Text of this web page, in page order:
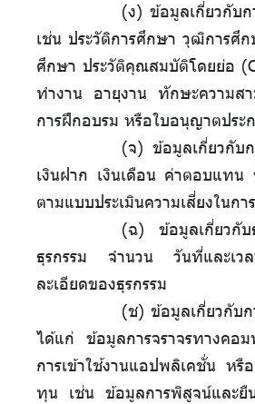
(ง) ข้อมูลเกี่ยวกับ
เช่น ประวัติการศึกษา วุฒิการศึ
ศึกษา ประวัติคุณสมบัติโดยย่อ
ทำงาน อายุงาน ทักษะความสา
การฝึกอบรม หรือใบอนุญาตประ
(จ) ข้อมูลเกี่ยวกับ
เงินฝาก เงินเดือน ค่าตอบแท
ตามแบบประเมินความเสี่ยงในก
(ฉ) ข้อมูลเกี่ยวกับ
ธุรกรรม จำนวน วันที่และเว
ละเอียดของธุรกรรม
(ช) ข้อมูลเกี่ยวกับ
ได้แก่ ข้อมูลการจราจรทางคอ
การเข้าใช้งานแอปพลิเคชั่น หรื
ทุน เช่น ข้อมูลการพิสูจน์และ